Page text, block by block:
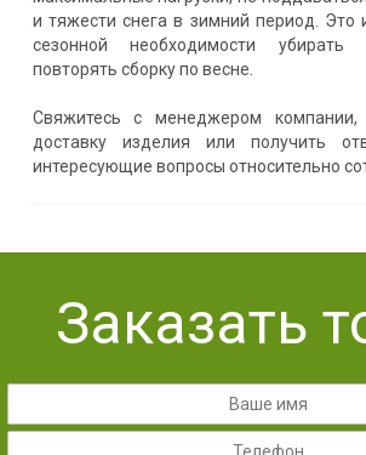
и тяжести снега в зимний период. Это
сезонной необходимости убирать
повторять сборку по весне.
Свяжитесь с менеджером компании,
доставку изделия или получить
интересующие вопросы относительно
Заказать